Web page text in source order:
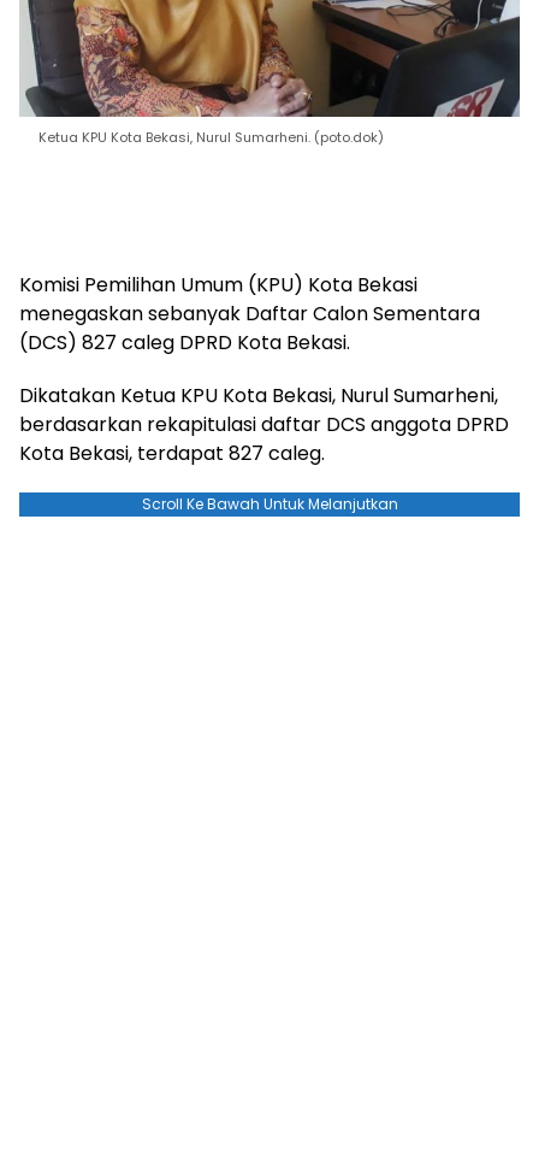
Ketua KPU Kota Bekasi, Nurul Sumarheni. (poto.dok)
Komisi Pemilihan Umum (KPU) Kota Bekasi
menegaskan sebanyak Daftar Calon Sementara
(DCS) 827 caleg DPRD Kota Bekasi.
Dikatakan Ketua KPU Kota Bekasi, Nurul Sumarheni,
berdasarkan rekapitulasi daftar DCS anggota DPRD
Kota Bekasi, terdapat 827 caleg.
Scroll Ke Bawah Untuk Melanjutkan